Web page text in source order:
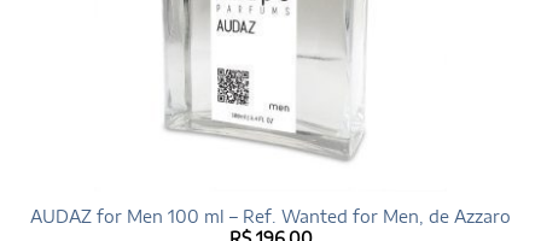
AUDAZ for Men 100 ml – Ref. Wanted for Men, de Azzaro